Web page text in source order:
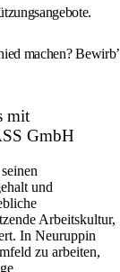
machen? Bewirb’
mit
GmbH
und
Arbeitskultur,
In Neuruppin
zu arbeiten,